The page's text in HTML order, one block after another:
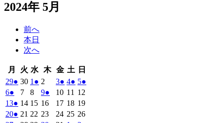
2024年 5月
前へ
本日
次へ
月
月
曜
日
火 火
曜
日
水 水
曜
日
木木
曜
日
金金
曜
日
土 土
曜
日
日
曜
292024
年
4
月
29
● (1
件
の
イ
ベ
302024
年
4
月
30
1 2024
年
5
月
1
● (1
件
の
イ
ベ
2 2024
年
5
月
2
32024
年
5
月
3
● (1
件
の
イ
ベ
42024
年
5
月
4
● (1
件
の
イ
ベ
52024
年
5
月
5
●
62024
年
5
月
●
件
の
72024
年
5
月
82024
年
5
月
92024
年
5
月
●
件
の
102024
年
月
11 2024
年
月
12
年
132024
年
● (1
件
142024
年
152024
年
162024
172024
年
182024
年
192024
年
202024
● (1
21 2024
22 2024
232024
242024
252024
262024